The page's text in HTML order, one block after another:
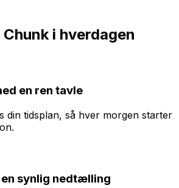
i hverdagen
en ren tavle
din tidsplan, så hver morgen starter
synlig nedtælling